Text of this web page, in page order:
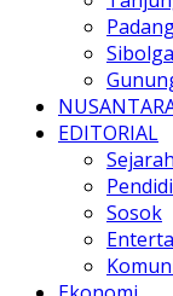
Sibolga
EDITORIAL
Sejarah
Sosok